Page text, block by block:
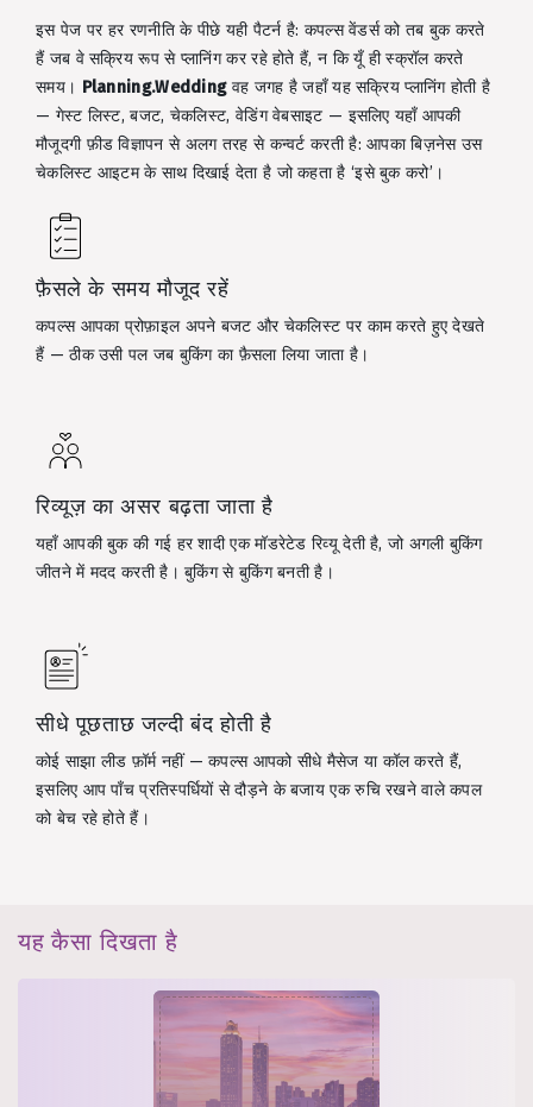
इस पेज पर हर रणनीति के पीछे यही पैटर्न है: कपल्स वेंडर्स को तब बुक करते
हैं जब वे सक्रिय रूप से प्लानिंग कर रहे होते हैं, न कि यूँ ही स्क्रॉल करते
समय। Planning.Weddingवह जगह है जहाँ यह सक्रिय प्लानिंग होती है
— गेस्ट लिस्ट, बजट, चेकलिस्ट, वेडिंग वेबसाइट — इसलिए यहाँ आपकी
मौजूदगी फ़ीड विज्ञापन से अलग तरह से कन्वर्ट करती है: आपका बिज़नेस उस
चेकलिस्ट आइटम के साथ दिखाई देता है जो कहता है ‘इसे बुक करो’।
फ़ैसले के समय मौजूद रहें
कपल्स आपका प्रोफ़ाइल अपने बजट और चेकलिस्ट पर काम करते हुए देखते
हैं — ठीक उसी पल जब बुकिंग का फ़ैसला लिया जाता है।
रिव्यूज़ का असर बढ़ता जाता है
यहाँ आपकी बुक की गई हर शादी एक मॉडरेटेड रिव्यू देती है, जो अगली बुकिंग
जीतने में मदद करती है। बुकिंग से बुकिंग बनती है।
सीधे पूछताछ जल्दी बंद होती है
कोई साझा लीड फ़ॉर्म नहीं — कपल्स आपको सीधे मैसेज या कॉल करते हैं,
इसलिए आप पाँच प्रतिस्पर्धियों से दौड़ने के बजाय एक रुचि रखने वाले कपल
को बेच रहे होते हैं।
यह कैसा दिखता है